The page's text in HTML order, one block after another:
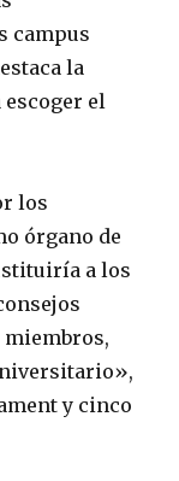
campus
la
el
los
órgano de
a los
miembros,
y cinco